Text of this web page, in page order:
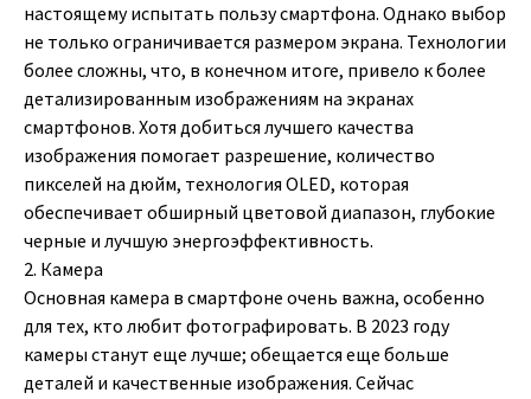
настоящему испытать пользу смартфона. Однако выбор
не только ограничивается размером экрана. Технологии
более сложны, что, в конечном итоге, привело к более
детализированным изображениям на экранах
смартфонов. Хотя добиться лучшего качества
изображения помогает разрешение, количество
пикселей на дюйм, технология OLED, которая
обеспечивает обширный цветовой диапазон, глубокие
черные и лучшую энергоэффективность.
2. Камера
Основная камера в смартфоне очень важна, особенно
для тех, кто любит фотографировать. В 2023 году
камеры станут еще лучше; обещается еще больше
деталей и качественные изображения. Сейчас